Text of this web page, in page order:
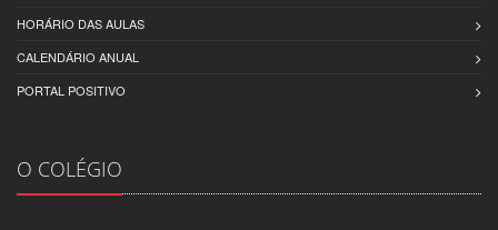
HORÁRIO DAS AULAS
CALENDÁRIO ANUAL
PORTAL POSITIVO
O COLÉGIO